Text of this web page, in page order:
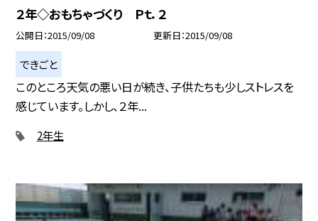
２年◇おもちゃづくり Ｐｔ．２
公開日 2015/09/08 更新日 2015/09/08
できごと
このところ天気の悪い日が続き、子供たちも少しストレスを
感じています。しかし、２年...
2年生